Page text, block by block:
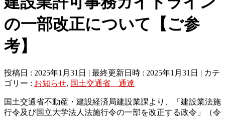
の一部改正について【ご参
考】
投稿日 : 2025年1月31日 最終更新日時 : 2025年1月31日
カテ
ゴリー : お知らせ, 国土交通省 通達
国土交通省不動産・建設経済局建設業課より、「建設業法施
行令及び国立大学法人法施行令の一部を改正する政令」（令